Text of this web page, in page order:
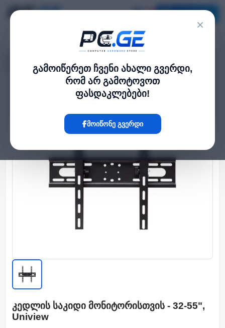
×
გამოიწერეთ ჩვენი ახალი გვერდი,
რომ არ გამოტოვოთ
ფასდაკლებები!
მოიწონე გვერდი
კედლის საკიდი მონიტორისთვის - 32-55", Uniview
კედლის საკიდი მონიტორისთვის - 32-55",
Uniview